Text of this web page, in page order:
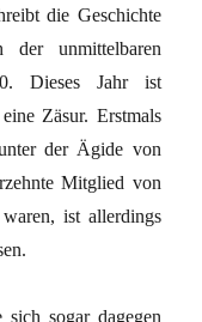
die Geschichte
der unmittelbaren
Dieses Jahr ist
Zäsur. Erstmals
der Ägide von
Mitglied von
ist allerdings
sogar dagegen